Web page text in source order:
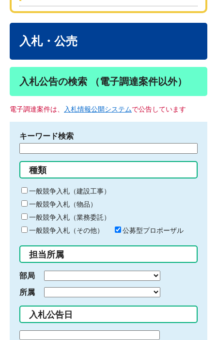
入札・公売
入札公告の検索 （電子調達案件以外）
電子調達案件は、 入札情報公開システムで公告しています
キーワード検索
る
キ
ー
ワ
ー
ド
入
力
種類
一般競争入札（建設工事）
一般競争入札（物品）
一般競争入札（業務委託）
一般競争入札（その他）
公募型プロポーザル
担当所属
部局
所属
入札公告日